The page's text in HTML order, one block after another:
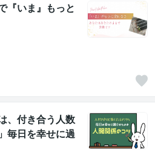
『いま』もっと
、付き合う人数
毎日を幸せに過
】